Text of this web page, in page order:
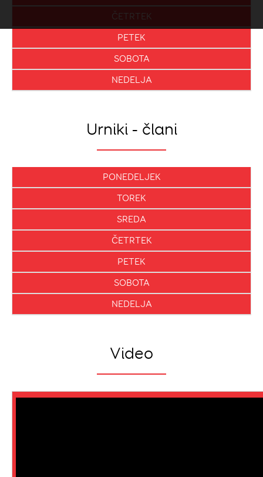
ČETRTEK
PETEK
SOBOTA
NEDELJA
Urniki - člani
PONEDELJEK
TOREK
SREDA
ČETRTEK
PETEK
SOBOTA
NEDELJA
Video